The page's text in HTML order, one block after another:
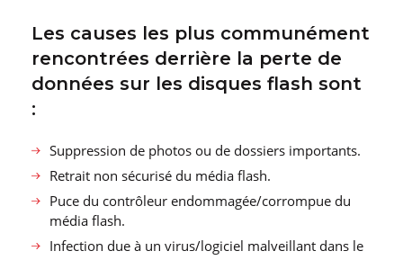
Les causes les plus communément
rencontrées derrière la perte de
données sur les disques flash sont
:
Suppression de photos ou de dossiers importants.
Retrait non sécurisé du média flash.
Puce du contrôleur endommagée/corrompue du
média flash.
Infection due à un virus/logiciel malveillant dans le